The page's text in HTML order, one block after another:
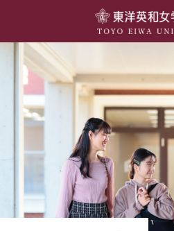
学部・学科
キャンパスライフ
留学・国際交流
キャリア・就職
研究・社会連携・生涯学